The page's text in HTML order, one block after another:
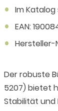
Im Katalog
EAN:
Hersteller-
Der robuste
5207) bietet
Stabilität und